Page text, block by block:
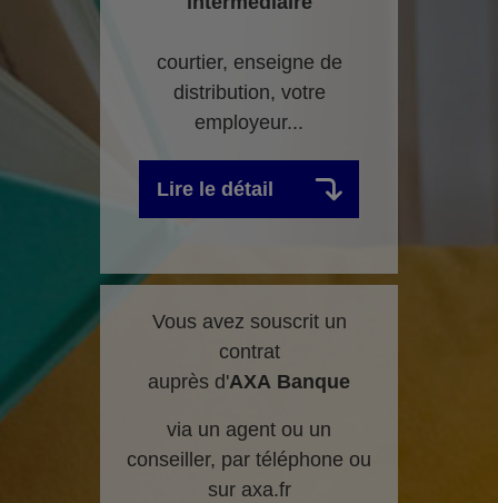
courtier, enseigne de
distribution, votre
employeur...
Lire le détail
Vous avez souscrit un
contrat
auprès d'AXA Banque
via un agent ou un
conseiller, par téléphone ou
sur axa.fr